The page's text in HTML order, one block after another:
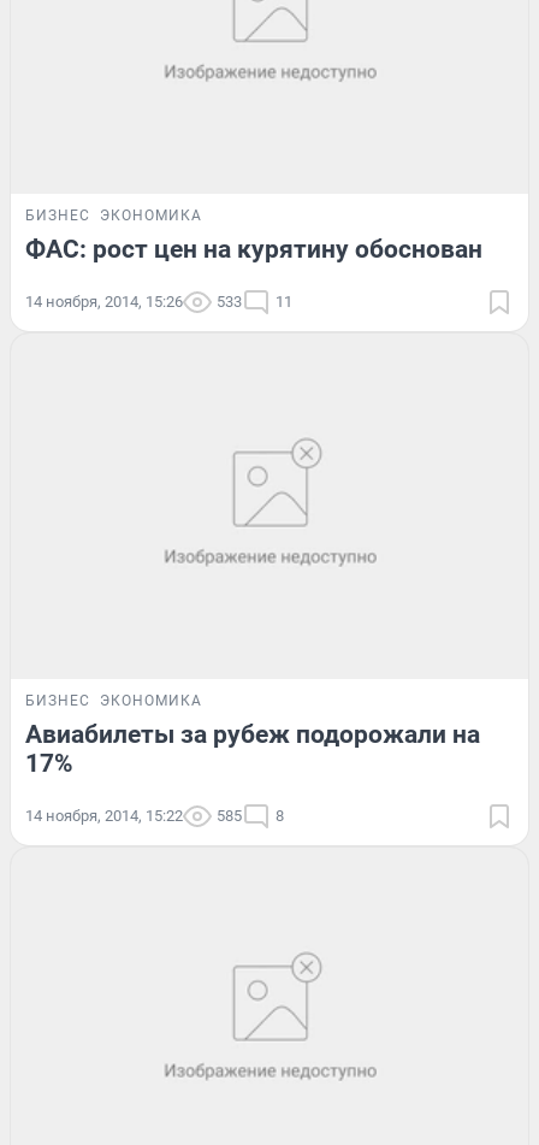
БИЗНЕС ЭКОНОМИКА
ФАС: рост цен на курятину обоснован
14 ноября, 2014, 15:26 533 11
БИЗНЕС ЭКОНОМИКА
Авиабилеты за рубеж подорожали на
17%
14 ноября, 2014, 15:22 585 8